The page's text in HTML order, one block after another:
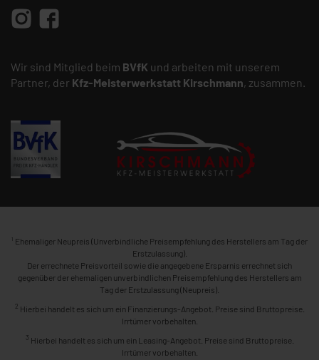
Wir sind Mitglied beim BVfK und arbeiten mit unserem
Partner, der Kfz-Meisterwerkstatt Kirschmann, zusammen.
1 Ehemaliger Neupreis (Unverbindliche Preisempfehlung des Herstellers am Tag der
Erstzulassung).
Der errechnete Preisvorteil sowie die angegebene Ersparnis errechnet sich
gegenüber der ehemaligen unverbindlichen Preisempfehlung des Herstellers am
Tag der Erstzulassung (Neupreis).
2 Hierbei handelt es sich um ein Finanzierungs-Angebot. Preise sind Bruttopreise.
Irrtümer vorbehalten.
3 Hierbei handelt es sich um ein Leasing-Angebot. Preise sind Bruttopreise.
Irrtümer vorbehalten.